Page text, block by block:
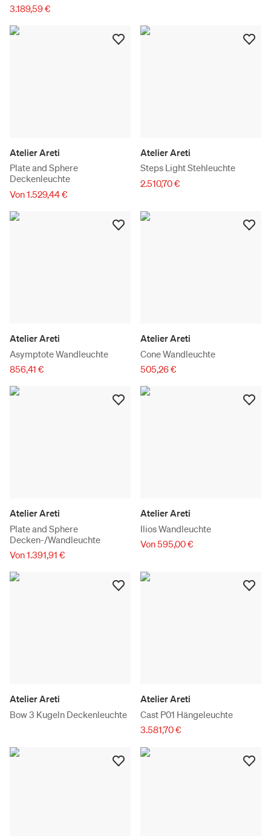
3.189,59 €
Atelier Areti
Plate and Sphere
Deckenleuchte
Von 1.529,44 €
Atelier Areti
Steps Light Stehleuchte
2.510,70 €
Atelier Areti
Asymptote Wandleuchte
856,41 €
Atelier Areti
Cone Wandleuchte
505,26 €
Atelier Areti
Plate and Sphere
Decken-/Wandleuchte
Von 1.391,91 €
Atelier Areti
Ilios Wandleuchte
Von 595,00 €
Atelier Areti
Bow 3 Kugeln Deckenleuchte
Atelier Areti
Cast P01 Hängeleuchte
3.581,70 €